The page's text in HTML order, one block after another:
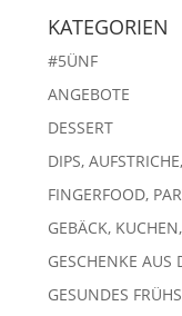
KATEGORIEN
#5ÜNF
ANGEBOTE
DESSERT
DIPS,
FINGERFOOD,
GEBÄCK,
GESCHENKE AUS
GESUNDES